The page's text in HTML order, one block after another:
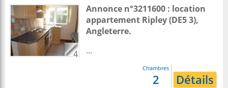
4
Annonce n°3211600 : location
appartement Ripley(DE5 3),
Angleterre.
...
Chambres
2 Détails